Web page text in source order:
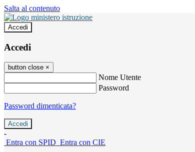
Salta al contenuto
Accedi
Accedi
button close ×
Nome Utente
Password
Password dimenticata?
-
Entra con SPID Entra con CIE